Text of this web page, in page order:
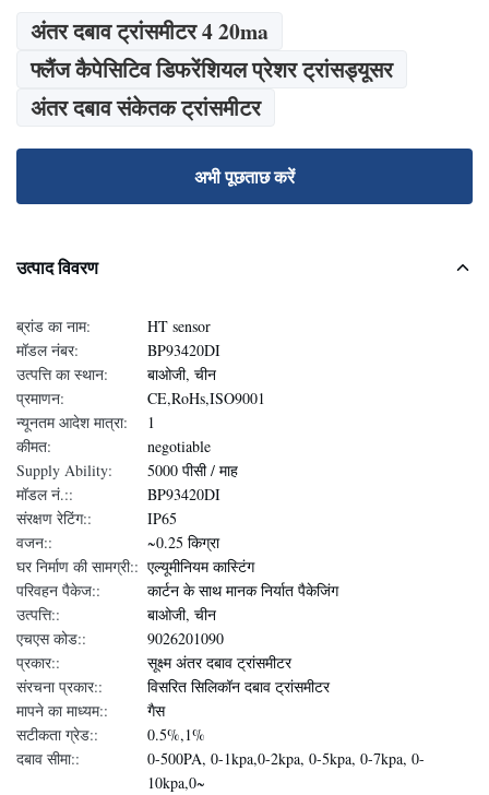
अंतर दबाव ट्रांसमीटर 4 20ma
फ्लैंज कैपेसिटिव डिफरेंशियल प्रेशर ट्रांसड्यूसर
अंतर दबाव संकेतक ट्रांसमीटर
अभी पूछताछ करें
उत्पाद विवरण
ब्रांड का नाम:
HT sensor
मॉडल नंबर:
BP93420DI
उत्पत्ति का स्थान:
बाओजी, चीन
प्रमाणन:
CE,RoHs,ISO9001
न्यूनतम आदेश मात्रा:
1
कीमत:
negotiable
Supply Ability:
5000 पीसी / माह
मॉडल नं.::
BP93420DI
संरक्षण रेटिंग::
IP65
वजन::
~0.25 किग्रा
घर निर्माण की सामग्री:: एल्यूमीनियम कास्टिंग
परिवहन पैकेज::
कार्टन के साथ मानक निर्यात पैकेजिंग
उत्पत्ति::
बाओजी, चीन
एचएस कोड::
9026201090
प्रकार::
सूक्ष्म अंतर दबाव ट्रांसमीटर
संरचना प्रकार::
विसरित सिलिकॉन दबाव ट्रांसमीटर
मापने का माध्यम::
गैस
सटीकता ग्रेड::
0.5%,1%
दबाव सीमा::
0-500PA, 0-1kpa,0-2kpa, 0-5kpa, 0-7kpa, 0-
10kpa,0~